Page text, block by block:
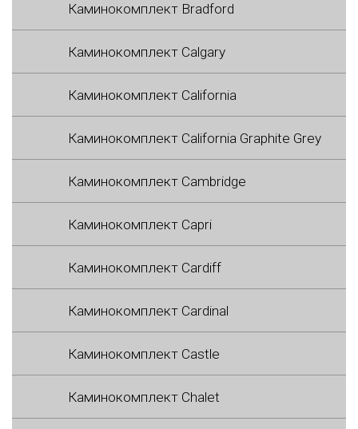
Каминокомплект Bradford
Каминокомплект Calgary
Каминокомплект California
Каминокомплект California Graphite Grey
Каминокомплект Cambridge
Каминокомплект Capri
Каминокомплект Cardiff
Каминокомплект Cardinal
Каминокомплект Castle
Каминокомплект Chalet